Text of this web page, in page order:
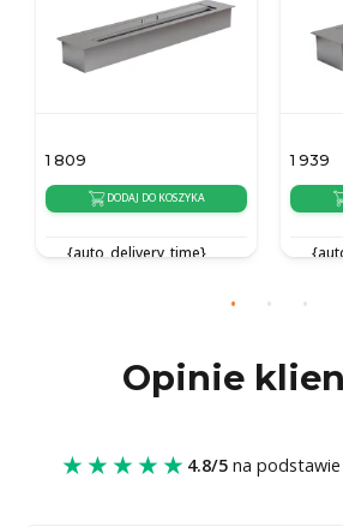
1 809
DODAJ DO KOSZYKA
{auto_delivery_time}
1 939
Opinie
★★★★★ 4.8/5na podstawie